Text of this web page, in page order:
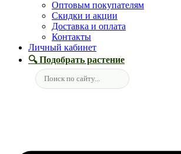
Оптовым покупателям
Скидки и акции
Доставка и оплата
Контакты
Личный кабинет
🔍 Подобрать растение